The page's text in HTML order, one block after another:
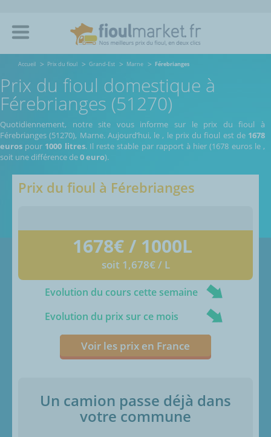
Accueil Prix du fioul Grand-Est Marne Férebrianges
Prix du fioul domestique à
Férebrianges (51270)
Quotidiennement, notre site vous informe sur le prix du fioul à
Férebrianges (51270), Marne. Aujourd’hui, le , le prix du fioul est de 1678
euros pour 1000 litres. Il reste stable par rapport à hier (1678 euros le,
soit une différence de0 euro).
Prix du fioul à Férebrianges
1678€ / 1000L
soit 1,678€ / L
Evolution du cours cette semaine
Evolution du prix sur ce mois
Voir les prix en France
Un camion passe déjà dans
votre commune